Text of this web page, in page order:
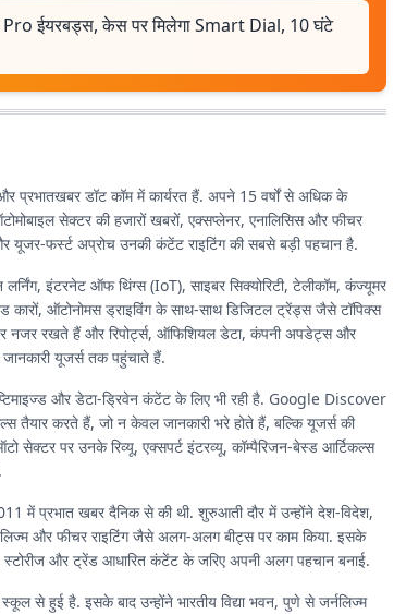
ईयरबड्स, केस पर मिलेगा Smart Dial, 10 घंटे
प्रभातखबर डॉट कॉम में कार्यरत हैं. अपने 15 वर्षों से अधिक के
सेक्टर की हजारों खबरों, एक्सप्लेनर, एनालिसिस और फीचर
यूजर-फर्स्ट अप्रोच उनकी कंटेंट राइटिंग की सबसे बड़ी पहचान है.
इंटरनेट ऑफ थिंग्स (IoT), साइबर सिक्योरिटी, टेलीकॉम, कंज्यूमर
कारों, ऑटोनोमस ड्राइविंग के साथ-साथ डिजिटल ट्रेंड्स जैसे टॉपिक्स
नजर रखते हैं और रिपोर्ट्स, ऑफिशियल डेटा, कंपनी अपडेट्स और
यूजर्स तक पहुंचाते हैं.
और डेटा-ड्रिवेन कंटेंट के लिए भी रही है. Google Discover
तैयार करते हैं, जो न केवल जानकारी भरे होते हैं, बल्कि यूजर्स की
पर उनके रिव्यू, एक्सपर्ट इंटरव्यू, कॉम्पैरिजन-बेस्ड आर्टिकल्स
में प्रभात खबर दैनिक से की थी. शुरुआती दौर में उन्होंने देश-विदेश,
और फीचर राइटिंग जैसे अलग-अलग बीट्स पर काम किया. इसके
स्टोरीज और ट्रेंड आधारित कंटेंट के जरिए अपनी अलग पहचान बनाई.
स्कूल से हुई है. इसके बाद उन्होंने भारतीय विद्या भवन, पुणे से जर्नलिज्म